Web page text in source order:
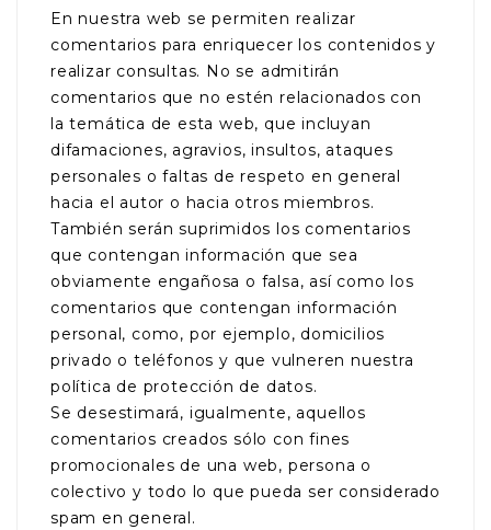
En nuestra web se permiten realizar
comentarios para enriquecer los contenidos y
realizar consultas. No se admitirán
comentarios que no estén relacionados con
la temática de esta web, que incluyan
difamaciones, agravios, insultos, ataques
personales o faltas de respeto en general
hacia el autor o hacia otros miembros.
También serán suprimidos los comentarios
que contengan información que sea
obviamente engañosa o falsa, así como los
comentarios que contengan información
personal, como, por ejemplo, domicilios
privado o teléfonos y que vulneren nuestra
política de protección de datos.
Se desestimará, igualmente, aquellos
comentarios creados sólo con fines
promocionales de una web, persona o
colectivo y todo lo que pueda ser considerado
spam en general.